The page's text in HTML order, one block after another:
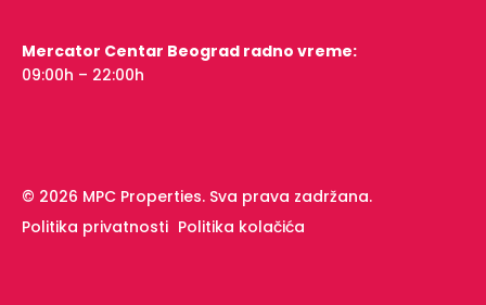
Mercator Centar Beograd radno vreme:
09:00h – 22:00h
© 2026 MPC Properties. Sva prava zadržana.
Politika privatnosti Politika kolačića